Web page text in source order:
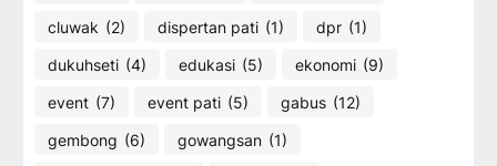
cluwak (2) dispertan pati (1) dpr (1)
dukuhseti (4) edukasi (5) ekonomi (9)
event (7) event pati (5) gabus (12)
gembong (6) gowangsan (1)